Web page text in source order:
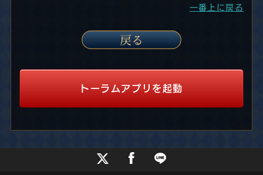
一番上に戻る
トーラムアプリを起動